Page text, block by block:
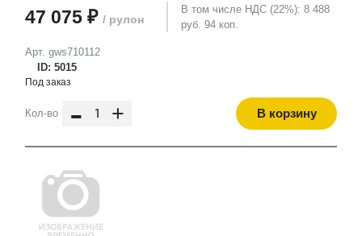
Арт. gws710112
ID: 5015
47 075 ₽ / рулон
В том числе НДС (22%): 8 488
руб. 94 коп.
Под заказ
Кол-во - + В корзину